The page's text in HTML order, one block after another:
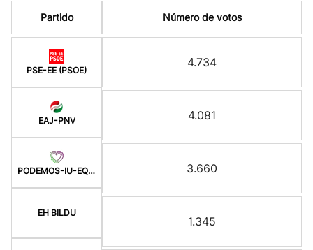
Partido
PSE-EE (PSOE)
EAJ-PNV
PODEMOS-IU-EQUO BERD
EH BILDU
Número de votos
4.734
4.081
3.660
1.345